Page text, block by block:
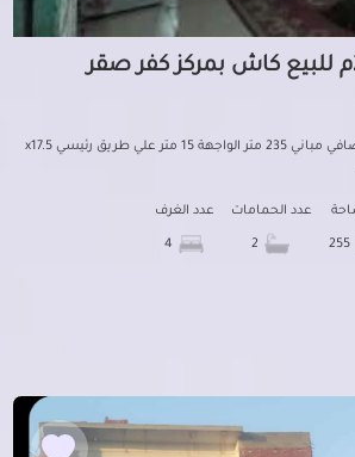
شقة سكنية 255م للبيع كاش بمركز كفر صقر
منزل علي مساحة 255 متر صافي مباني 235 متر الواجهة 15 متر علي طريق رئيسي x17.5
عدد الحمامات عدد الغرف